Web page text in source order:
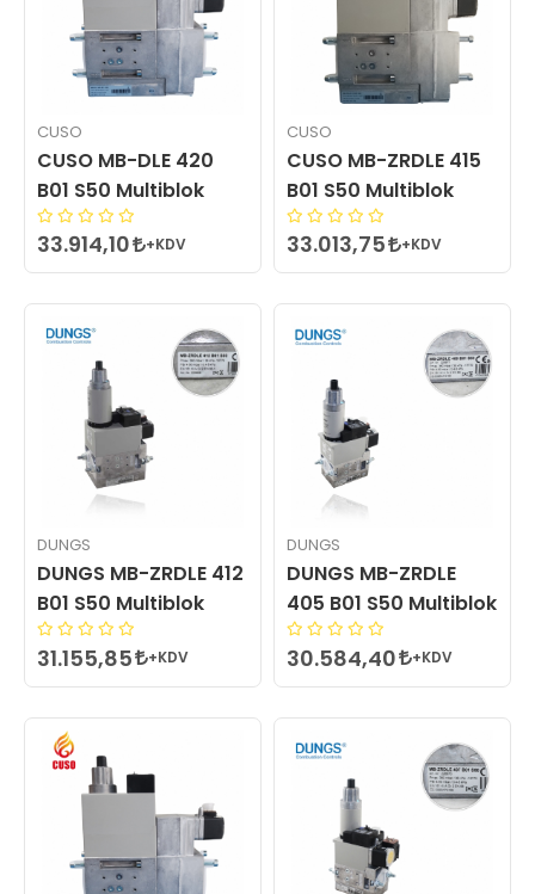
CUSO
CUSO MB-DLE 420
B01 S50 Multiblok
33.914,10 +KDV
CUSO
CUSO MB-ZRDLE 415
B01 S50 Multiblok
33.013,75 +KDV
DUNGS
DUNGS MB-ZRDLE 412
B01 S50 Multiblok
31.155,85 +KDV
DUNGS
DUNGS MB-ZRDLE
405 B01 S50 Multiblok
30.584,40 +KDV